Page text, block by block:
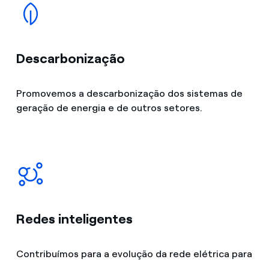
Descarbonização
Promovemos a descarbonização dos sistemas de
geração de energia e de outros setores.
Redes inteligentes
Contribuímos para a evolução da rede elétrica para